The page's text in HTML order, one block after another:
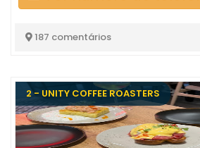
187 comentários
2 - UNITY COFFEE ROASTERS